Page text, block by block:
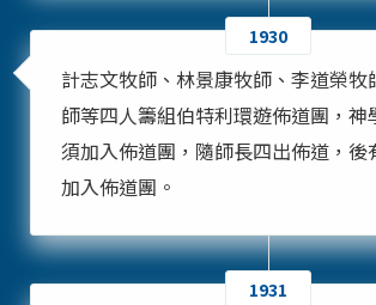
1930
計志文牧師、林景康牧師、李道榮牧
師等四人籌組伯特利環遊佈道團，神
須加入佈道團，隨師長四出佈道，後
加入佈道團。
1931